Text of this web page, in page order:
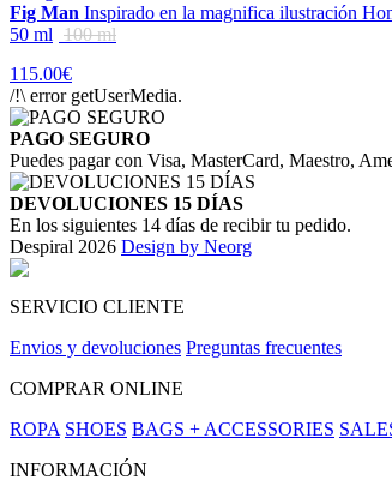
Fig Man Inspirado en la magnifica ilustración
50 ml 100 ml
115.00€
/!\ error getUserMedia.
PAGO SEGURO
Puedes pagar con Visa, MasterCard, Maestro,
DEVOLUCIONES 15 DÍAS
En los siguientes 14 días de recibir tu pedido.
Despiral 2026 Design by Neorg
SERVICIO CLIENTE
Envios y devoluciones Preguntas frecuentes
COMPRAR ONLINE
ROPA SHOES BAGS + ACCESSORIES
INFORMACIÓN